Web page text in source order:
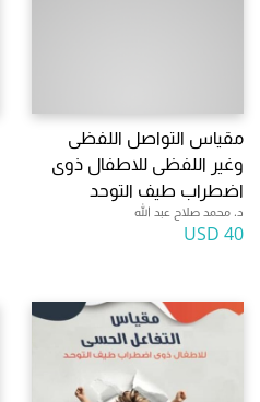
مقياس التواصل اللفظى
وغير اللفظى للاطفال ذوى
اضطراب طيف التوحد
د. محمد صلاح عبد الله
40 USD